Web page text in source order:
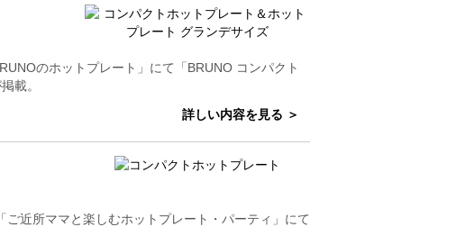
のホットプレート」にて「BRUNO コンパクト
載。
詳しい内容を見る ＞
近所ママと楽しむホットプレート・パーティ」にて